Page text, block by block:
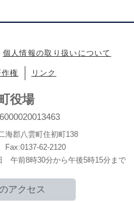
個人情報の取り扱いについて
権 リンク
役場
海郡八雲町住初町138
Fax:0137-62-2120
午前8時30分から午後5時15分まで
アクセス